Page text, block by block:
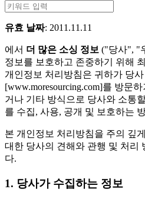
유효 날짜: 2011.11.11
에서 더 많은 소싱 정보 ("당사", "
정보를 보호하고 존중하기 위해
개인정보 처리방침은 귀하가 당
[www.moresourcing.com]를 방문
거나 기타 방식으로 당사와 소통
를 수집, 사용, 공개 및 보호하는
본 개인정보 처리방침을 주의 깊
대한 당사의 견해와 관행 및 처리
다.
1. 당사가 수집하는 정보